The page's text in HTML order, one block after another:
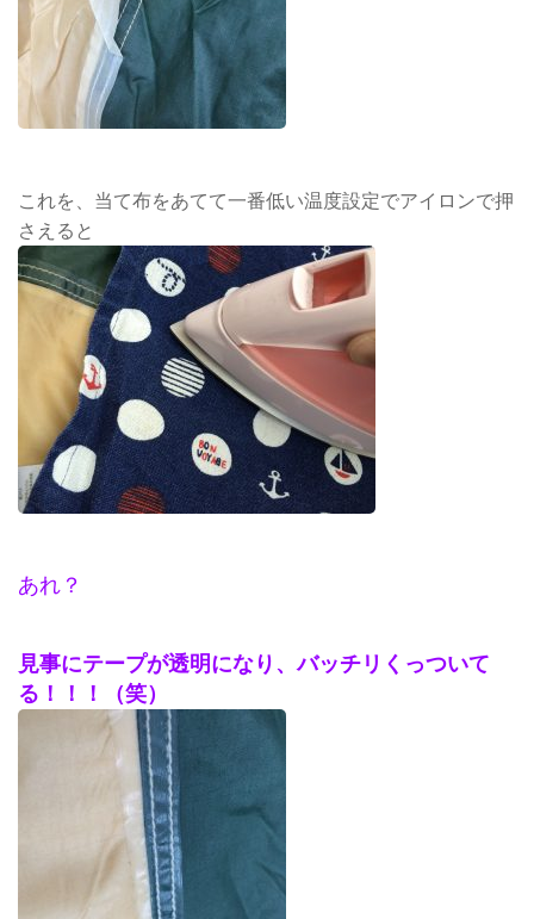
これを、当て布をあてて一番低い温度設定でアイロンで押
さえると
あれ？
見事にテープが透明になり、バッチリくっついて
る！！！（笑）